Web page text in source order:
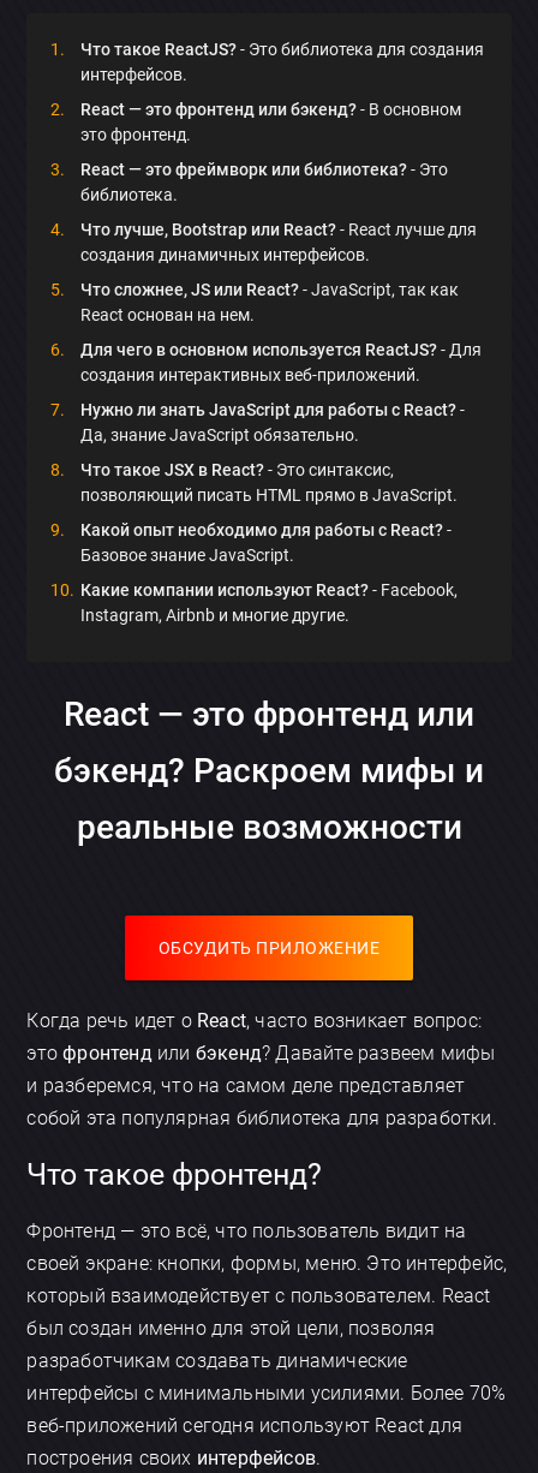
Что такое ReactJS?- Это библиотека для создания
интерфейсов.
React — это фронтенд или бэкенд?- В основном
это фронтенд.
React — это фреймворк или библиотека?- Это
библиотека.
Что лучше, Bootstrap или React?- React лучше для
создания динамичных интерфейсов.
Что сложнее, JS или React?- JavaScript, так как
React основан на нем.
Для чего в основном используется ReactJS?- Для
создания интерактивных веб-приложений.
Нужно ли знать JavaScript для работы с React?-
Да, знание JavaScript обязательно.
Что такое JSX в React?- Это синтаксис,
позволяющий писать HTML прямо в JavaScript.
Какой опыт необходимо для работы с React?-
Базовое знание JavaScript.
Какие компании используют React?- Facebook,
Instagram, Airbnb и многие другие.
React — это фронтенд или
бэкенд? Раскроем мифы и
реальные возможности
ОБСУДИТЬ ПРИЛОЖЕНИЕ
Когда речь идет о React, часто возникает вопрос:
этофронтенд или бэкенд? Давайте развеем мифы
и разберемся, что на самом деле представляет
собой эта популярная библиотека для разработки.
Что такое фронтенд?
Фронтенд — это всё, что пользователь видит на
своей экране: кнопки, формы, меню. Это интерфейс,
который взаимодействует с пользователем. React
был создан именно для этой цели, позволяя
разработчикам создавать динамические
интерфейсы с минимальными усилиями. Более 70%
веб-приложений сегодня используют React для
построения своих интерфейсов.
×
Обсудить приложение
Отправить